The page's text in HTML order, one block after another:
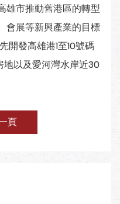
雄市推動舊港區的轉型
會展等新興產業的目標
開發高雄港1至10號碼
地以及愛河灣水岸近30
頁